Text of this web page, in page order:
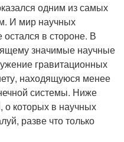
одним из самых
И мир научных
в стороне. В
значимые научные
гравитационных
находящуюся менее
системы. Ниже
о которых в научных
разве что только